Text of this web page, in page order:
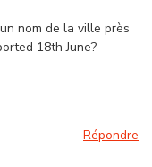
nom de la ville près
18th June?
Répondre